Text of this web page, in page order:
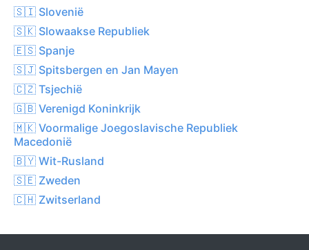
🇸🇮 Slovenië
🇸🇰 Slowaakse Republiek
🇪🇸 Spanje
🇸🇯 Spitsbergen en Jan Mayen
🇨🇿 Tsjechië
🇬🇧 Verenigd Koninkrijk
🇲🇰 Voormalige Joegoslavische Republiek
Macedonië
🇧🇾 Wit-Rusland
🇸🇪 Zweden
🇨🇭 Zwitserland